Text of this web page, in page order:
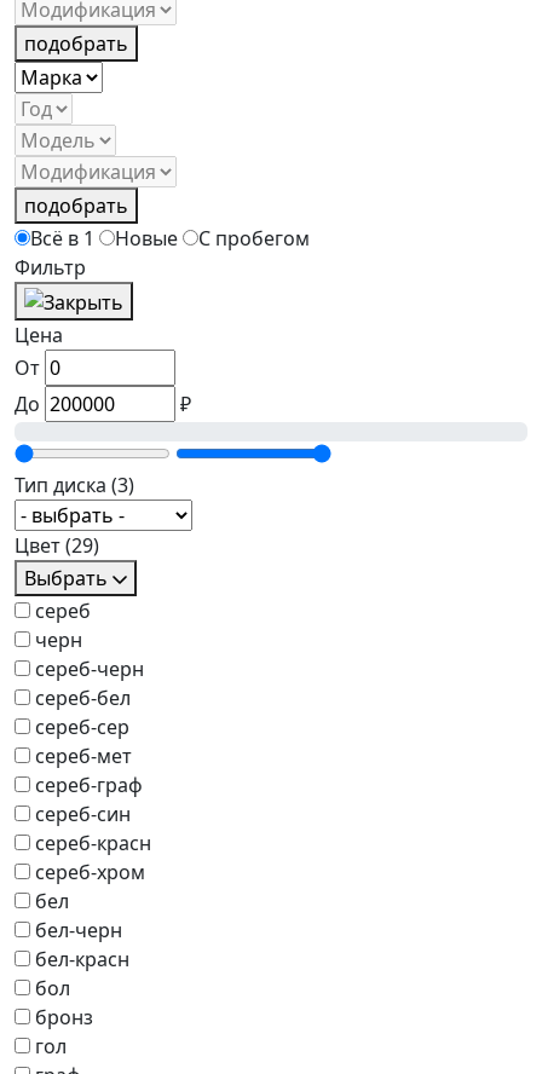
подобрать
подобрать
Всё в 1
Новые
С пробегом
Фильтр
Цена
От
До
₽
Тип диска (3)
Цвет(29)
Выбрать
сереб
черн
сереб-черн
сереб-бел
сереб-сер
сереб-мет
сереб-граф
сереб-син
сереб-красн
сереб-хром
бел
бел-черн
бел-красн
бол
бронз
гол